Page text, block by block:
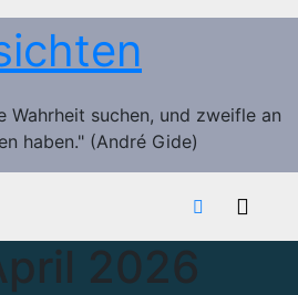
Wahrheit suchen, und zweifle an
haben." (André Gide)
2026